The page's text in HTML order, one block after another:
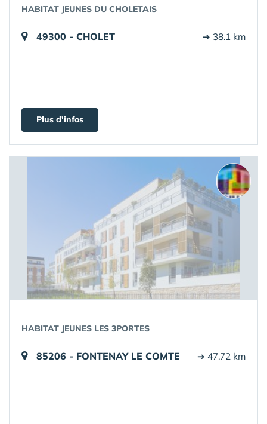
HABITAT JEUNES DU CHOLETAIS
49300 - CHOLET ➔ 38.1 km
Plus d'infos
HABITAT JEUNES LES 3PORTES
85206 - FONTENAY LE COMTE ➔ 47.72 km